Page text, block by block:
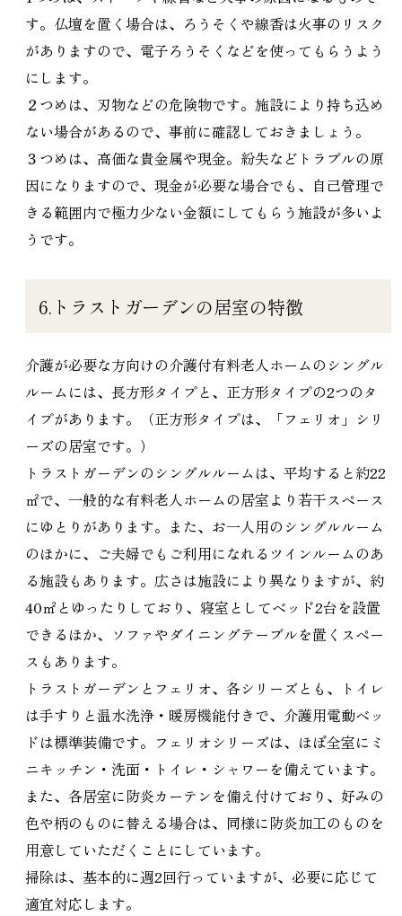
す。仏壇を置く場合は、ろうそくや線香は火事のリスク
がありますので、電子ろうそくなどを使ってもらうよう
にします。
２つめは、刃物などの危険物です。施設により持ち込め
ない場合があるので、事前に確認しておきましょう。
３つめは、高価な貴金属や現金。紛失などトラブルの原
因になりますので、現金が必要な場合でも、自己管理で
きる範囲内で極力少ない金額にしてもらう施設が多いよ
うです。
6.トラストガーデンの居室の特徴
介護が必要な方向けの介護付有料老人ホームのシングル
ルームには、長方形タイプと、正方形タイプの2つのタ
イプがあります。（正方形タイプは、「フェリオ」シリ
ーズの居室です。）
トラストガーデンのシングルルームは、平均すると約22
㎡で、一般的な有料老人ホームの居室より若干スペース
にゆとりがあります。また、お一人用のシングルルーム
のほかに、ご夫婦でもご利用になれるツインルームのあ
る施設もあります。広さは施設により異なりますが、約
40㎡とゆったりしており、寝室としてベッド2台を設置
できるほか、ソファやダイニングテーブルを置くスペー
スもあります。
トラストガーデンとフェリオ、各シリーズとも、トイレ
は手すりと温水洗浄・暖房機能付きで、介護用電動ベッ
ドは標準装備です。フェリオシリーズは、ほぼ全室にミ
ニキッチン・洗面・トイレ・シャワーを備えています。
また、各居室に防炎カーテンを備え付けており、好みの
色や柄のものに替える場合は、同様に防炎加工のものを
用意していただくことにしています。
掃除は、基本的に週2回行っていますが、必要に応じて
適宜対応します。